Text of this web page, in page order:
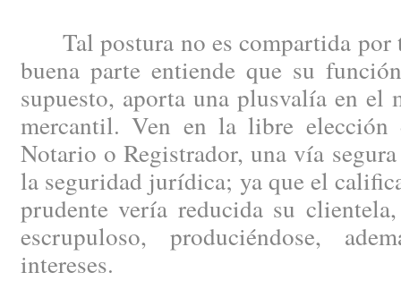
Tal postura no es compartida por
buena parte entiende que su
supuesto, aporta una plusvalía en
mercantil. Ven en la libre elección
Notario o Registrador, una vía
la seguridad jurídica; ya que el
prudente vería reducida su
escrupuloso, produciéndose,
intereses.